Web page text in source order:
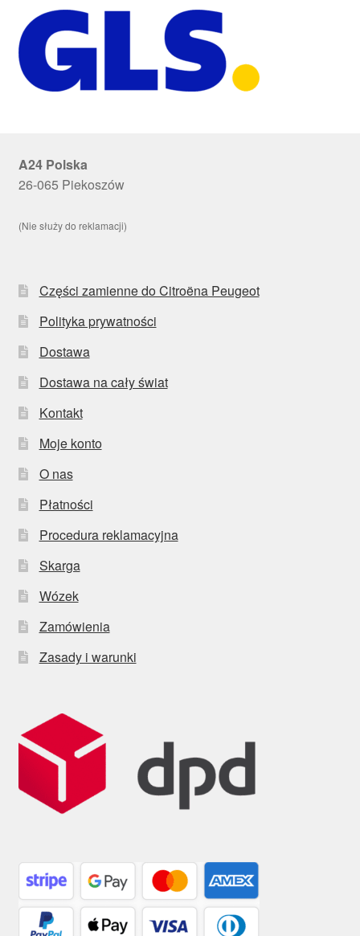
A24 Polska
26-065 Piekoszów
(Nie służy do reklamacji)
Części zamienne do Citroëna Peugeot
Polityka prywatności
Dostawa
Dostawa na cały świat
Kontakt
Moje konto
O nas
Płatności
Procedura reklamacyjna
Skarga
Wózek
Zamówienia
Zasady i warunki